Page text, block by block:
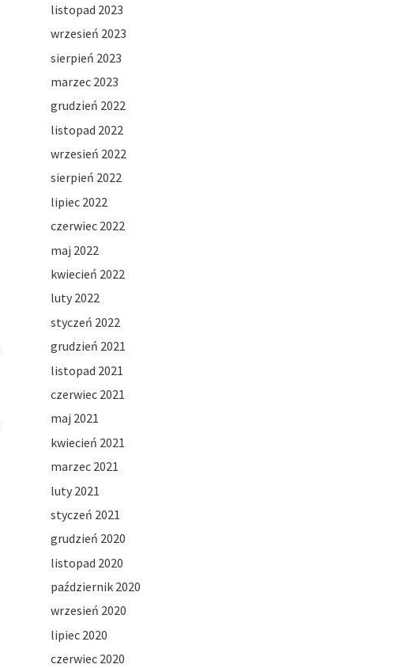
listopad 2023
wrzesień 2023
sierpień 2023
marzec 2023
grudzień 2022
listopad 2022
wrzesień 2022
sierpień 2022
lipiec 2022
czerwiec 2022
maj 2022
kwiecień 2022
luty 2022
styczeń 2022
grudzień 2021
listopad 2021
czerwiec 2021
maj 2021
kwiecień 2021
marzec 2021
luty 2021
styczeń 2021
grudzień 2020
listopad 2020
październik 2020
wrzesień 2020
lipiec 2020
czerwiec 2020